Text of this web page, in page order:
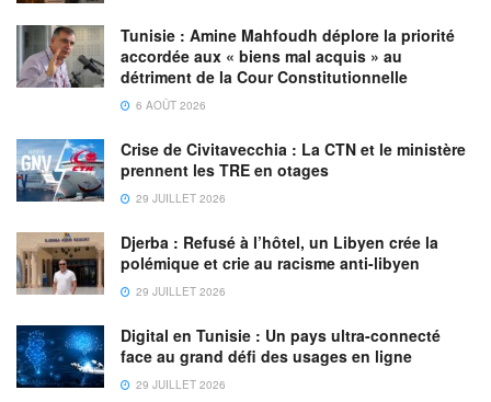
Assurance voyage :Emirates continue de mener le
secteur avec des produits et services innovants qui
répondent aux besoins des voyageurs dans une période
dynamique.
initiatives en matière d’assistance à la clientèle en
proposant
des politiques de réservation encore plus
d’assurance multirisque et en aidant ses clients fidèles à
conserver leurs miles et leur statut.
Tunisie : Amine Mahfoudh déplore la priorité
accordée aux « biens mal acquis » au
détriment de la Cour Constitutionnelle
6 AOÛT 2026
Crise de Civitavecchia : La CTN et le ministère
prennent les TRE en otages
29 JUILLET 2026
Djerba : Refusé à l’hôtel, un Libyen crée la
polémique et crie au racisme anti-libyen
29 JUILLET 2026
Digital en Tunisie : Un pays ultra-connecté
face au grand défi des usages en ligne
29 JUILLET 2026